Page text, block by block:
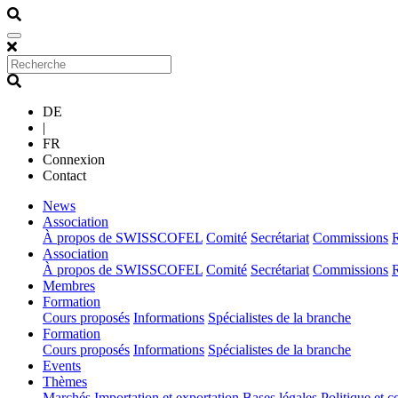
DE
|
FR
Connexion
Contact
News(current)
Association
À propos de SWISSCOFEL Comité Secrétariat Commissions
Association
À propos de SWISSCOFEL Comité Secrétariat Commissions
Membres(current)
Formation
Cours proposés Informations Spécialistes de la branche
Formation
Cours proposés Informations Spécialistes de la branche
Events(current)
Thèmes(current)